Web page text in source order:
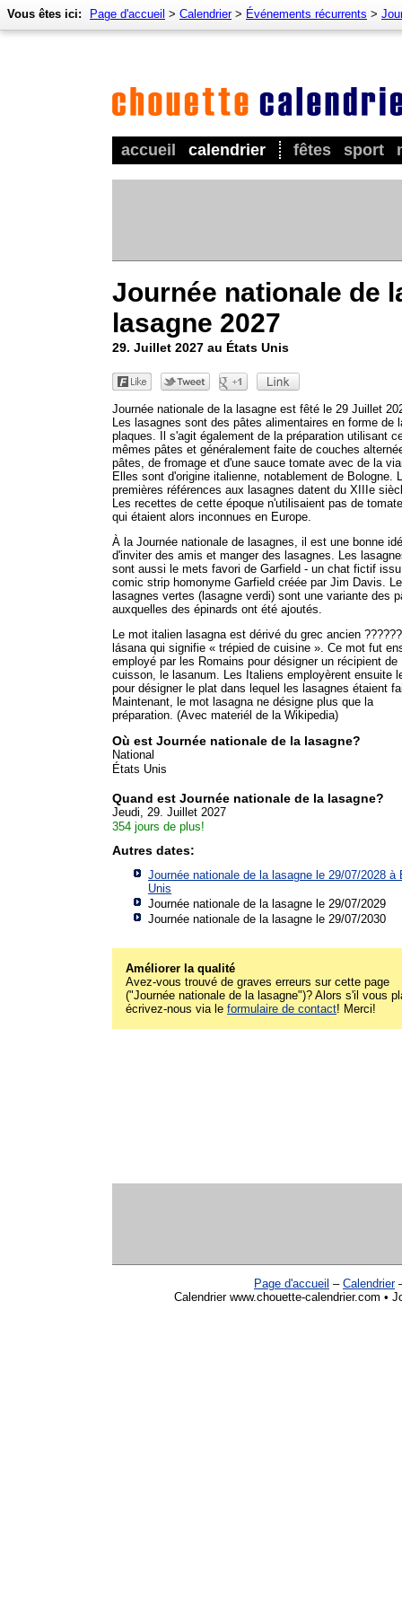
accueil calendrier fêtes sport
Vous êtes ici: Page d'accueil > Calendrier> Événements récurrents >
Journée nationale de
lasagne 2027
29. Juillet 2027 au États Unis
Journée nationale de la lasagne est fêté le 29 Juillet
Les lasagnes sont des pâtes alimentaires en forme de
plaques. Il s'agit également de la préparation utilisant
mêmes pâtes et généralement faite de couches
pâtes, de fromage et d'une sauce tomate avec de la
Elles sont d'origine italienne, notablement de Bologne.
premières références aux lasagnes datent du XIIIe
Les recettes de cette époque n'utilisaient pas de
qui étaient alors inconnues en Europe.
À la Journée nationale de lasagnes, il est une bonne
d'inviter des amis et manger des lasagnes. Les
sont aussi le mets favori de Garfield - un chat fictif
comic strip homonyme Garfield créée par Jim Davis.
lasagnes vertes (lasagne verdi) sont une variante des
auxquelles des épinards ont été ajoutés.
Le mot italien lasagna est dérivé du grec ancien
lásana qui signifie « trépied de cuisine ». Ce mot fut
employé par les Romains pour désigner un récipient de
cuisson, le lasanum. Les Italiens employèrent ensuite
pour désigner le plat dans lequel les lasagnes étaient
Maintenant, le mot lasagna ne désigne plus que la
préparation. (Avec materiél de la Wikipedia)
Où est Journée nationale de la lasagne?
National
États Unis
Quand est Journée nationale de la lasagne?
Jeudi, 29. Juillet 2027
354 jours de plus!
Autres dates:
Journée nationale de la lasagne le 29/07/2028 à
Unis
Journée nationale de la lasagne le 29/07/2029
Journée nationale de la lasagne le 29/07/2030
Améliorer la qualité
Avez-vous trouvé de graves erreurs sur cette page
("Journée nationale de la lasagne")? Alors s'il vous
écrivez-nous via le formulaire de contact! Merci!
Page d'accueil – Calendrier
Calendrier www.chouette-calendrier.com •